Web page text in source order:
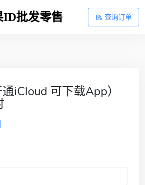
ID批发零售 查询订单
iCloud 可下载App）